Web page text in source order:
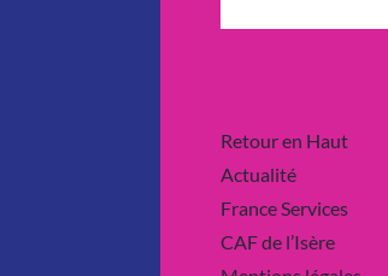
Retour en Haut
Actualité
France Services
CAF de l’Isère